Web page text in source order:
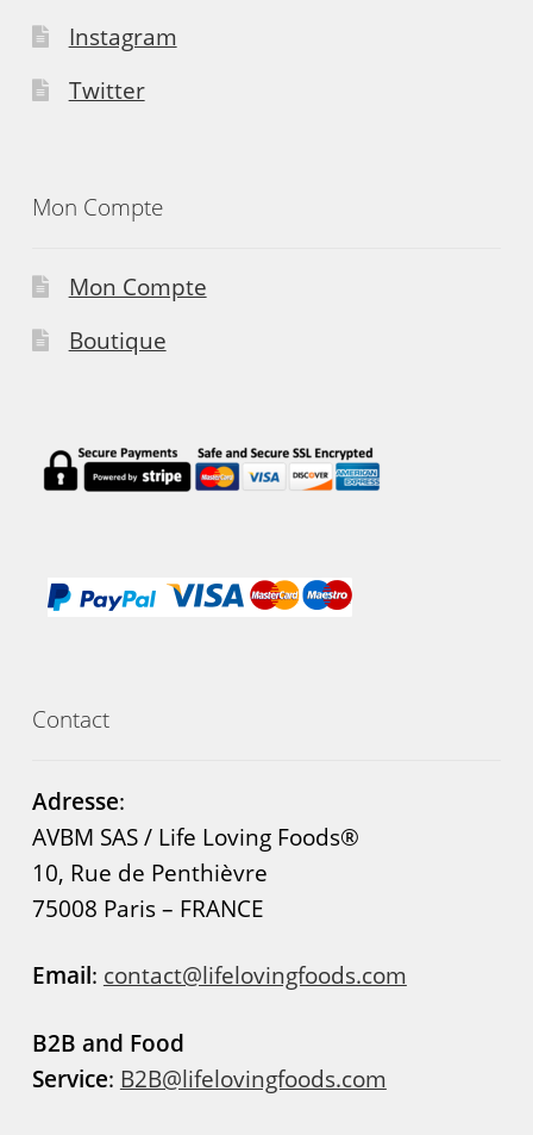
Instagram
Twitter
Mon Compte
Mon Compte
Boutique
Contact
Adresse:
AVBM SAS / Life Loving Foods®
10, Rue de Penthièvre
75008 Paris – FRANCE
Email: contact@lifelovingfoods.com
B2B and Food
Service: B2B@lifelovingfoods.com